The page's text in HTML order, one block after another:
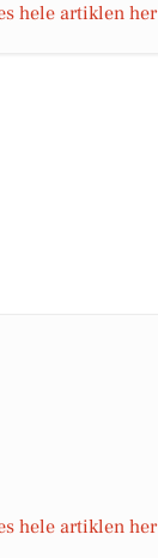
hele artiklen her
hele artiklen her